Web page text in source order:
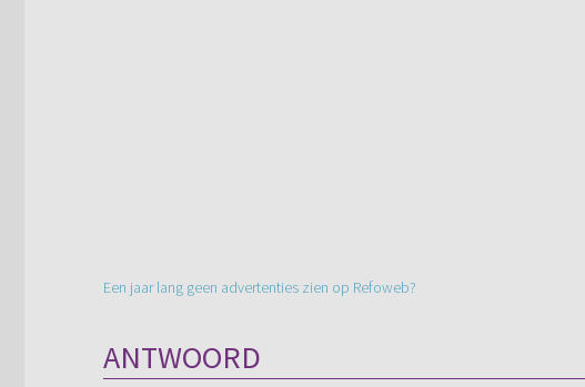
Een jaar lang geen advertenties zien op Refoweb?
ANTWOORD